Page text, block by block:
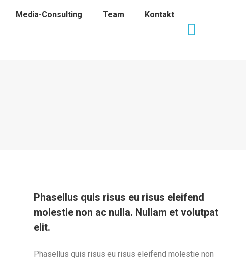
Media-Consulting Team Kontakt
Phasellus quis risus eu risus eleifend
molestie non ac nulla. Nullam et volutpat
elit.
Phasellus quis risus eu risus eleifend molestie non